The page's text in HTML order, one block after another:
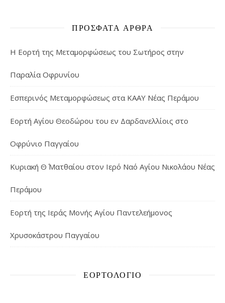
ΠΡΌΣΦΑΤΑ ΆΡΘΡΑ
Η Εορτή της Μεταμορφώσεως του Σωτήρος στην
Παραλία Οφρυνίου
Εσπερινός Μεταμορφώσεως στα ΚΑΑΥ Νέας Περάμου
Εορτή Αγίου Θεοδώρου του εν Δαρδανελλίοις στο
Οφρύνιο Παγγαίου
Κυριακή Θ΄ Ματθαίου στον Ιερό Ναό Αγίου Νικολάου Νέας
Περάμου
Εορτή της Ιεράς Μονής Αγίου Παντελεήμονος
Χρυσοκάστρου Παγγαίου
ΕΟΡΤΟΛΌΓΙΟ